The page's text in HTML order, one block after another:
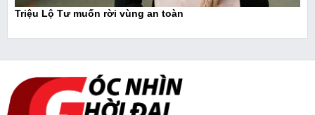
Triệu Lộ Tư muốn rời vùng an toàn